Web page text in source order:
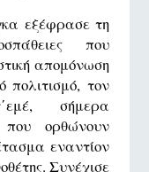
εξέφρασε τη
που
απομόνωση
τον
σήμερα
που ορθώνουν
εναντίον
Συνέχισε